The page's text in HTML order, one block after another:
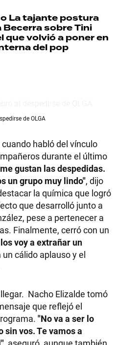
La tajante postura
Becerra sobre Tini
que volvió a poner en
del pop
de OLGA
habló del vínculo
durante el último
gustan las despedidas.
un grupo muy lindo", dijo
la química que logró
que desarrolló junto a
pese a pertenecer a
Finalmente, cerró con un
voy a extrañar un
cálido aplauso y el
Nacho Elizalde tomó
que reflejó el
"No va a ser lo
sin vos. Te vamos a